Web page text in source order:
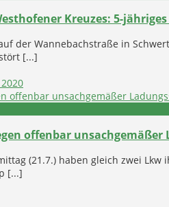
Kreuzes: 5-
der Wannebachstraße in
[...]
offenbar unsachgemäßer
(21.7.) haben gleich zwei
[...]